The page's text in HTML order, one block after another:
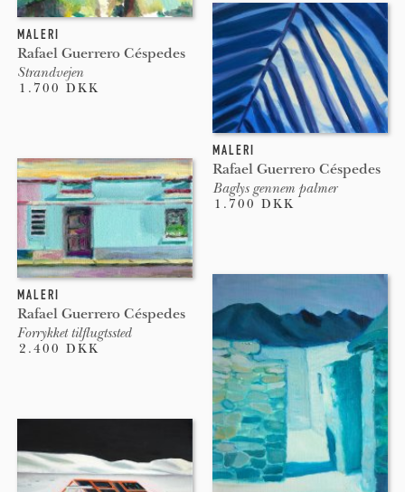
MALERI
Rafael Guerrero Céspedes
Strandvejen
1.700 DKK
MALERI
Rafael Guerrero Céspedes
Baglys gennem palmer
1.700 DKK
MALERI
Rafael Guerrero Céspedes
Forrykket tilflugtssted
2.400 DKK